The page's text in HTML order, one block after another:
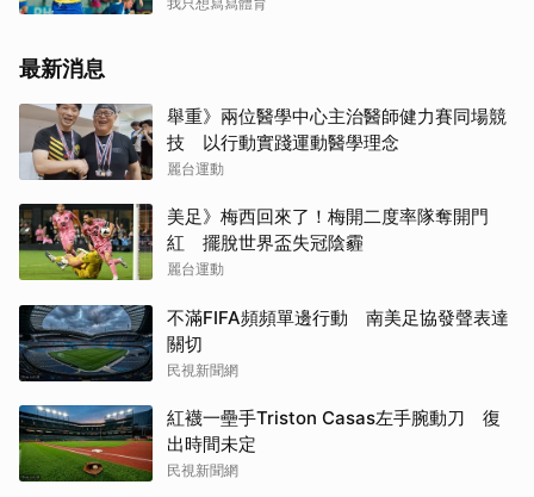
最新消息
舉重》兩位醫學中心主治醫師健力賽同場競
技 以行動實踐運動醫學理念
麗台運動
美足》梅西回來了！梅開二度率隊奪開門
紅 擺脫世界盃失冠陰霾
麗台運動
不滿FIFA頻頻單邊行動 南美足協發聲表達
關切
民視新聞網
紅襪一壘手Triston Casas左手腕動刀 復
出時間未定
民視新聞網